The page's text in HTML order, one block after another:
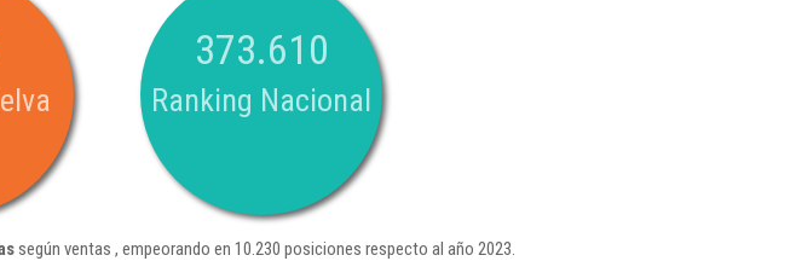
373.610
Ranking Nacional
según ventas , empeorando en 10.230 posiciones respecto al año 2023.